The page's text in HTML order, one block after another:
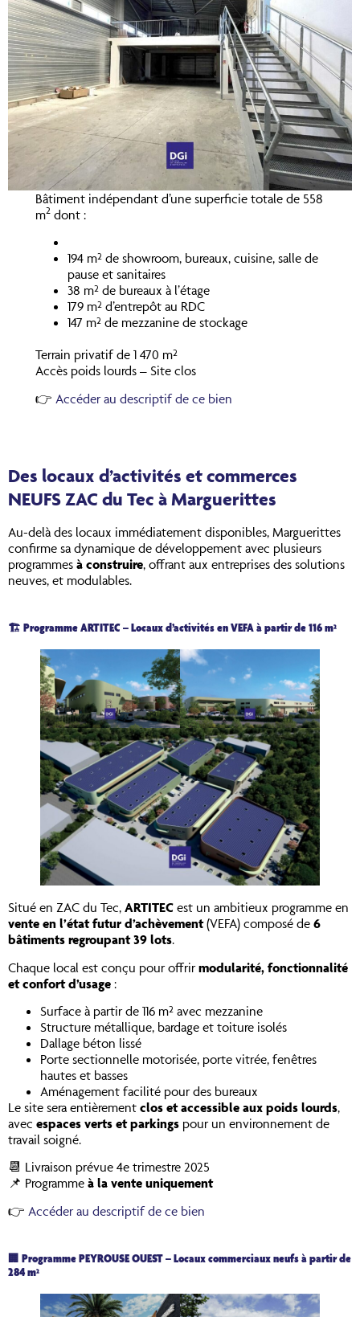
Bâtiment indépendant d’une superficie totale de 558
m2 dont :
194 m² de showroom, bureaux, cuisine, salle de
pause et sanitaires
38 m² de bureaux à l’étage
179 m² d’entrepôt au RDC
147 m² de mezzanine de stockage
Terrain privatif de 1 470 m²
Accès poids lourds – Site clos
👉 Accéder au descriptif de ce bien
Des locaux d’activités et commerces
NEUFS ZAC du Tec à Marguerittes
Au-delà des locaux immédiatement disponibles, Marguerittes
confirme sa dynamique de développement avec plusieurs
programmes à construire, offrant aux entreprises des solutions
neuves, et modulables.
🏗️ Programme ARTITEC – Locaux d’activités en VEFA à partir de 116 m²
Situé en ZAC du Tec, ARTITEC est un ambitieux programme en
vente en l’état futur d’achèvement(VEFA) composé de 6
bâtiments regroupant 39 lots.
Chaque local est conçu pour offrirmodularité, fonctionnalité
et confort d’usage :
Surface à partir de 116 m² avec mezzanine
Structure métallique, bardage et toiture isolés
Dallage béton lissé
Porte sectionnelle motorisée, porte vitrée, fenêtres
hautes et basses
Aménagement facilité pour des bureaux
Le site sera entièrement clos et accessible aux poids lourds,
avec espaces verts et parkings pour un environnement de
travail soigné.
📆 Livraison prévue 4e trimestre 2025
📌 Programme à la vente uniquement
👉 Accéder au descriptif de ce bien
🏢 Programme PEYROUSE OUEST – Locaux commerciaux neufs à partir de
284 m²